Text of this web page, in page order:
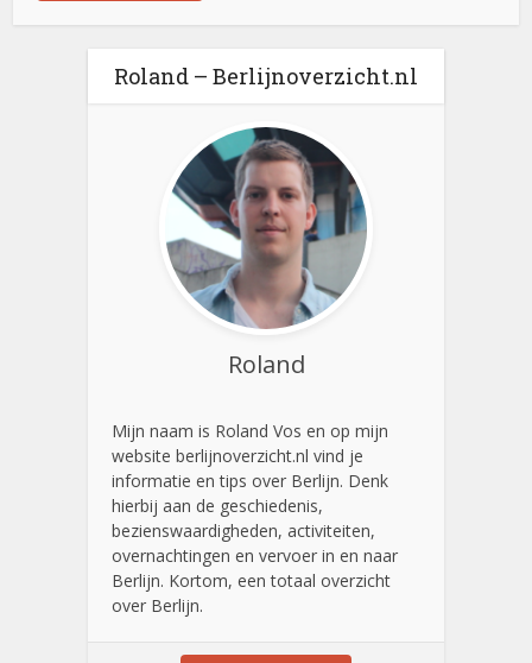
Roland – Berlijnoverzicht.nl
Roland
Mijn naam is Roland Vos en op mijn
website berlijnoverzicht.nl vind je
informatie en tips over Berlijn. Denk
hierbij aan de geschiedenis,
bezienswaardigheden, activiteiten,
overnachtingen en vervoer in en naar
Berlijn. Kortom, een totaal overzicht
over Berlijn.